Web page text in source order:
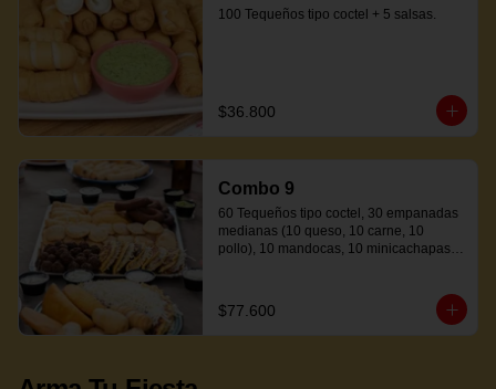
100 Tequeños tipo coctel + 5 salsas.
$36.800
Combo 9
60 Tequeños tipo coctel, 30 empanadas
medianas (10 queso, 10 carne, 10
pollo), 10 mandocas, 10 minicachapas y
$77.600